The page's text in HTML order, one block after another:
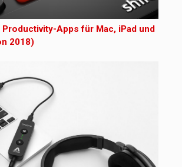
Productivity-Apps für Mac, iPad und
2018)